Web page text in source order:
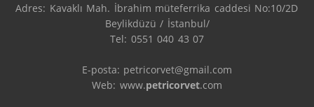
Adres: Kavaklı Mah. İbrahim müteferrika caddesi No:10/2D
Beylikdüzü / İstanbul/
Tel: 0551 040 43 07
E-posta: petricorvet@gmail.com
Web: www.petricorvet.com